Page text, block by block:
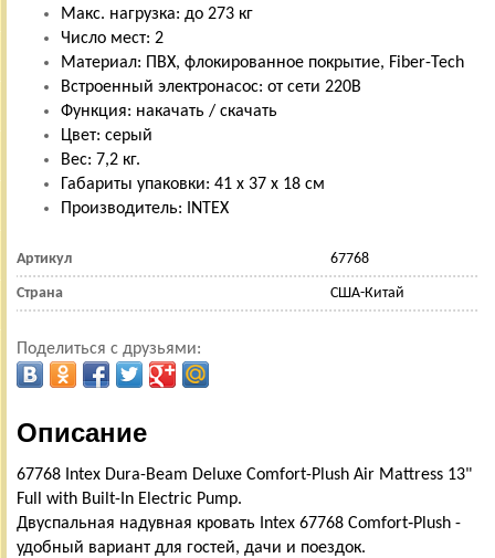
Макс. нагрузка: до 273 кг
Число мест: 2
Материал: ПВХ, флокированное покрытие, Fiber-Tech
Встроенный электронасос: от сети 220В
Функция: накачать / скачать
Цвет: серый
Вес: 7,2 кг.
Габариты упаковки: 41 х 37 х 18 см
Производитель: INTEX
Артикул 67768
Страна США-Китай
Поделиться с друзьями:
Описание
67768 Intex Dura-Beam Deluxe Comfort-Plush Air Mattress 13"
Full with Built-In Electric Pump.
Двуспальная надувная кровать Intex 67768 Comfort‑Plush -
удобный вариант для гостей, дачи и поездок.